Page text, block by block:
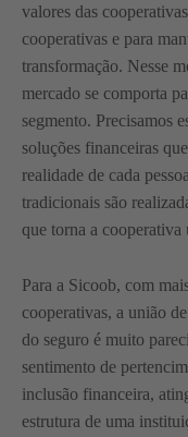
valores das
cooperativas e para
transformação. Nesse
mercado se comporta
segmento. Precisamos
soluções financeiras
realidade de cada
tradicionais são
que torna a
Para a Sicoob, com
cooperativas, a união
do seguro é muito
sentimento de
inclusão financeira,
estrutura de uma